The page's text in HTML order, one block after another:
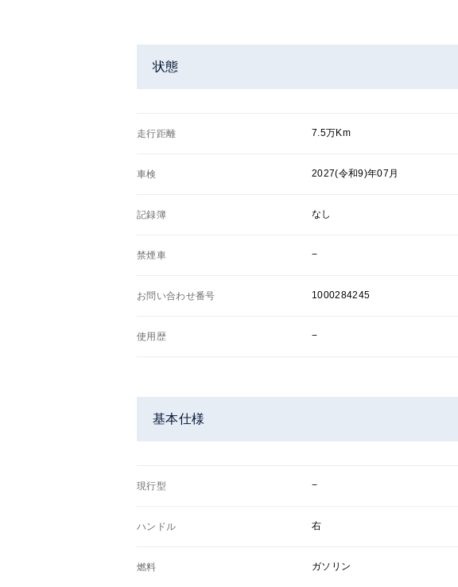
状態
走行距離 7.5万Km
車検 2027(令和9)年07月
記録簿 なし
禁煙車 −
お問い合わせ番号 1000284245
使用歴 −
基本仕様
現行型 −
ハンドル 右
燃料 ガソリン